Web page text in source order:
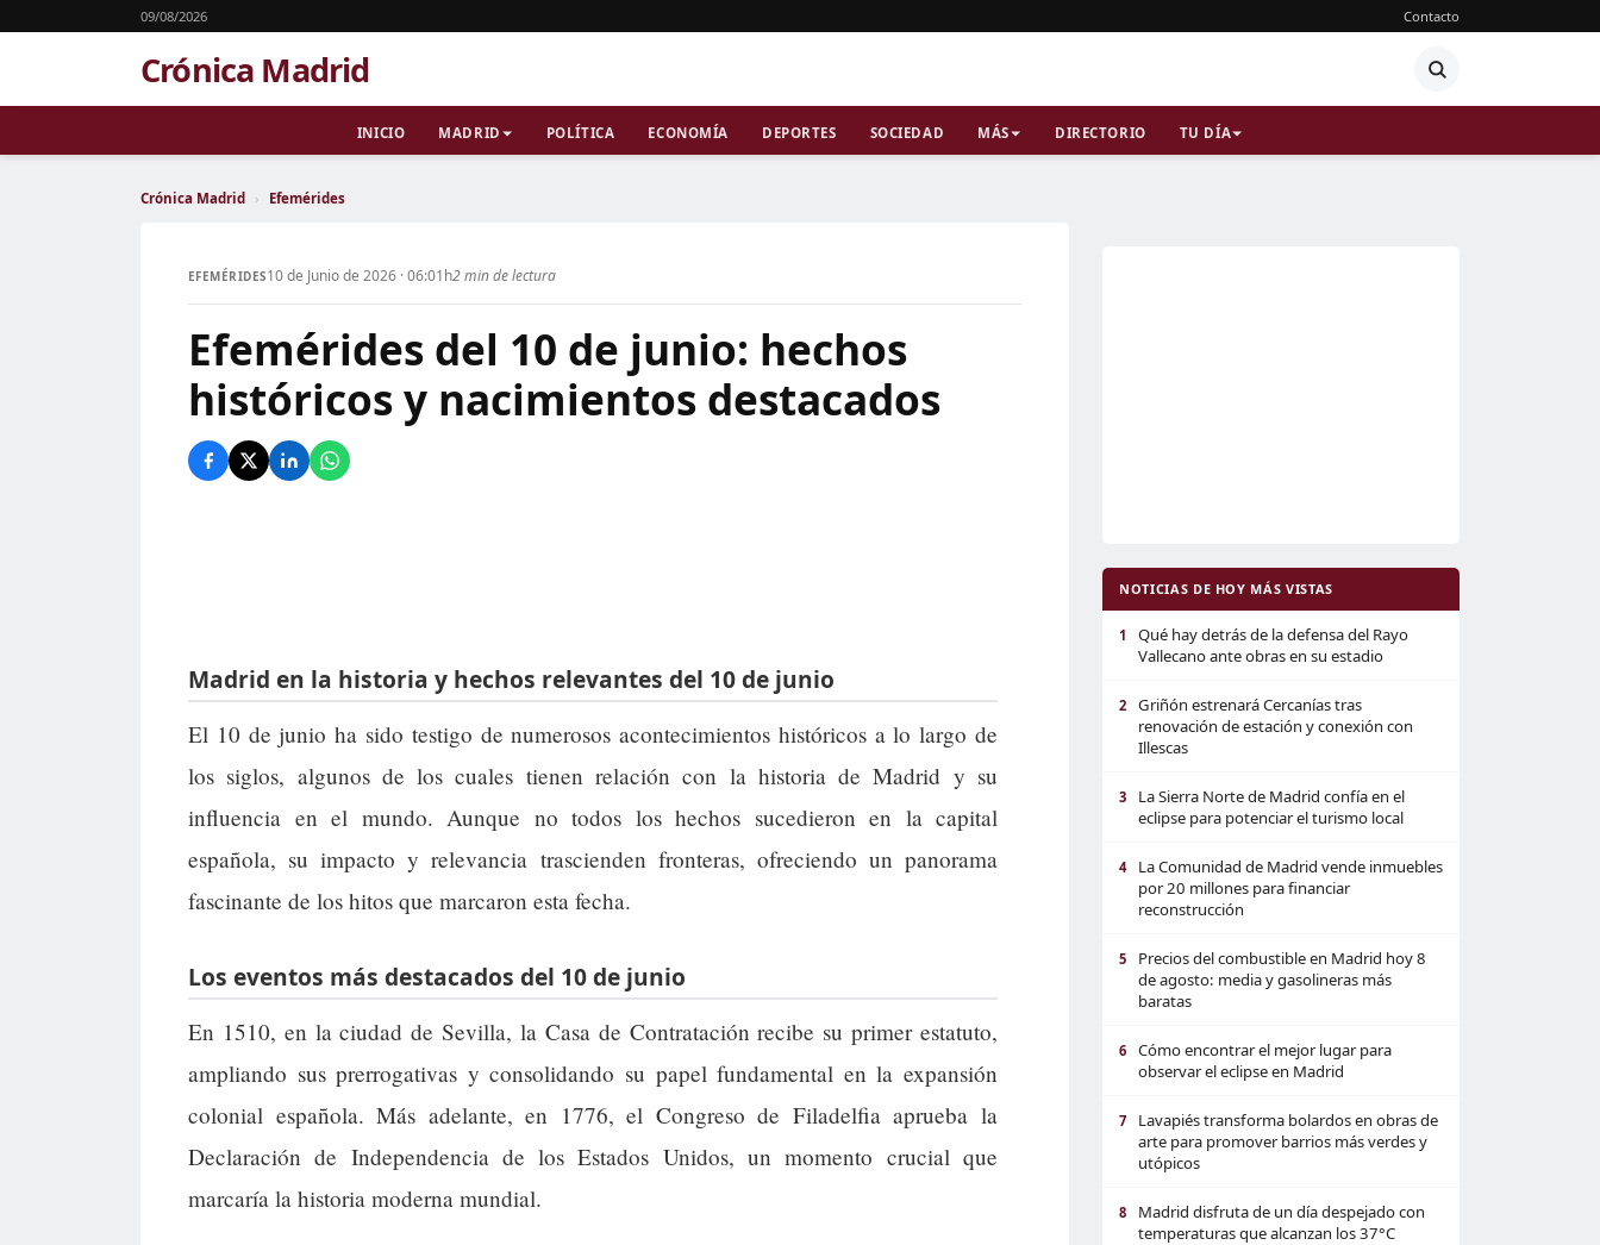
09/08/2026 Contacto
Crónica Madrid
INICIO MADRID POLÍTICA ECONOMÍA DEPORTES SOCIEDAD MÁS DIRECTORIO TU DÍA
Crónica Madrid › Efemérides
EFEMÉRIDES10 de Junio de 2026 · 06:01h2 min de lectura
Efemérides del 10 de junio: hechos
históricos y nacimientos destacados
Madrid en la historia y hechos relevantes del 10 de junio
El 10 de junio ha sido testigo de numerosos acontecimientos históricos a lo largo de
los siglos, algunos de los cuales tienen relación con la historia de Madrid y su
influencia en el mundo. Aunque no todos los hechos sucedieron en la capital
española, su impacto y relevancia trascienden fronteras, ofreciendo un panorama
fascinante de los hitos que marcaron esta fecha.
Los eventos más destacados del 10 de junio
En 1510, en la ciudad de Sevilla, la Casa de Contratación recibe su primer estatuto,
ampliando sus prerrogativas y consolidando su papel fundamental en la expansión
colonial española. Más adelante, en 1776, el Congreso de Filadelfia aprueba la
Declaración de Independencia de los Estados Unidos, un momento crucial que
marcaría la historia moderna mundial.
NOTICIAS DE HOY MÁS VISTAS
1
Qué hay detrás de la defensa del Rayo
Vallecano ante obras en su estadio
2
Griñón estrenará Cercanías tras
renovación de estación y conexión con
Illescas
3
La Sierra Norte de Madrid confía en el
eclipse para potenciar el turismo local
4
La Comunidad de Madrid vende inmuebles
por 20 millones para financiar
reconstrucción
5
Precios del combustible en Madrid hoy 8
de agosto: media y gasolineras más
baratas
6
Cómo encontrar el mejor lugar para
observar el eclipse en Madrid
7
Lavapiés transforma bolardos en obras de
arte para promover barrios más verdes y
utópicos
8
Madrid disfruta de un día despejado con
temperaturas que alcanzan los 37°C